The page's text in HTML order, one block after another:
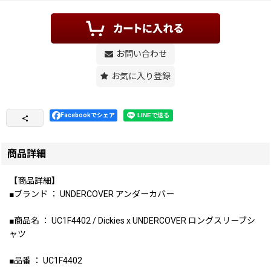
お問い合わせ
お気に入り登録
Facebookでシェア
商品詳細
【商品詳細】
■ブランド ： UNDERCOVER アンダーカバー
■商品名 ： UC1F4402 / Dickies x UNDERCOVER ロングスリーブシ
ャツ
■品番 ： UC1F4402